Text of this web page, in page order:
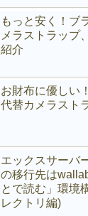
もっと安く！ブ
メラストラップ
紹介
お財布に優しい
代替カメラスト
エックスサーバ
の移行先は
とで読む」環境
レクトリ編)